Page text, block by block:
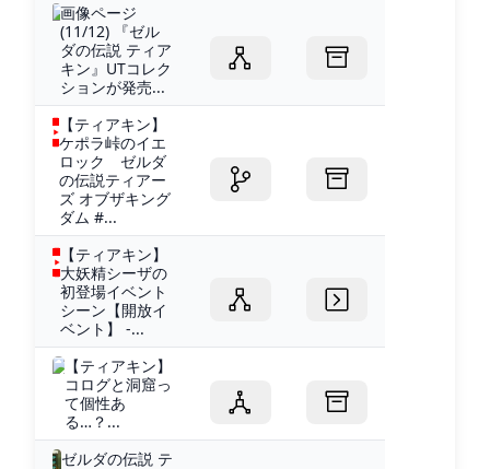
画像ページ
(11/12) 『ゼル
ダの伝説 ティア
キン』UTコレク
ションが発売...
【ティアキン】
ケポラ峠のイエ
ロック ゼルダ
の伝説ティアー
ズ オブザキング
ダム #...
【ティアキン】
大妖精シーザの
初登場イベント
シーン【開放イ
ベント】 -...
【ティアキン】
コログと洞窟っ
て個性あ
る…？...
ゼルダの伝説 テ